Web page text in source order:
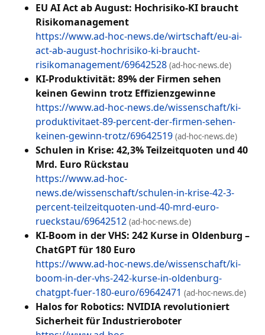
EU AI Act ab August: Hochrisiko-KI braucht
Risikomanagement
https://www.ad-hoc-news.de/wirtschaft/eu-ai-
act-ab-august-hochrisiko-ki-braucht-
risikomanagement/69642528 (ad-hoc-news.de)
KI-Produktivität: 89% der Firmen sehen
keinen Gewinn trotz Effizienzgewinne
https://www.ad-hoc-news.de/wissenschaft/ki-
produktivitaet-89-percent-der-firmen-sehen-
keinen-gewinn-trotz/69642519 (ad-hoc-news.de)
Schulen in Krise: 42,3% Teilzeitquoten und 40
Mrd. Euro Rückstau
https://www.ad-hoc-
news.de/wissenschaft/schulen-in-krise-42-3-
percent-teilzeitquoten-und-40-mrd-euro-
rueckstau/69642512 (ad-hoc-news.de)
KI-Boom in der VHS: 242 Kurse in Oldenburg –
ChatGPT für 180 Euro
https://www.ad-hoc-news.de/wissenschaft/ki-
boom-in-der-vhs-242-kurse-in-oldenburg-
chatgpt-fuer-180-euro/69642471 (ad-hoc-news.de)
Halos for Robotics: NVIDIA revolutioniert
Sicherheit für Industrieroboter